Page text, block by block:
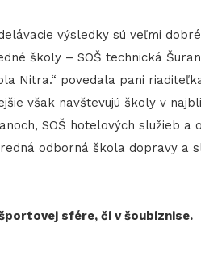
výsledky sú veľmi
školy – SOŠ technická
Nitra.“ povedala pani
však navštevujú školy v
SOŠ hotelových služieb a
odborná škola dopravy a
sfére, či v šoubiznise.